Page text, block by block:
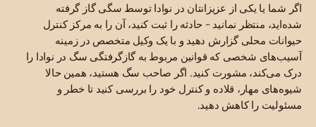
اگر شما یا یکی از عزیزانتان در نوادا توسط سگی گاز گرفته
شده‌اید، منتظر نمانید - حادثه را ثبت کنید، آن را به مرکز کنترل
حیوانات محلی گزارش دهید و با یک وکیل متخصص در زمینه
آسیب‌های شخصی که قوانین مربوط به گازگرفتگی سگ در نوادا را
درک می‌کند، مشورت کنید. اگر صاحب سگ هستید، همین حالا
شیوه‌های مهار، قلاده و کنترل خود را بررسی کنید تا خطر و
مسئولیت را کاهش دهید.